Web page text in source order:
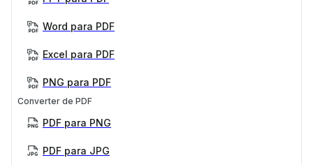
Word para PDF
Excel para PDF
PNG para PDF
Converter de PDF
PDF para PNG
PDF para JPG